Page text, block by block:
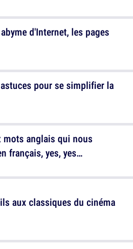
d'Internet, les pages
mots anglais qui nous
français, yes, yes…
pour se simplifier la
aux classiques du cinéma